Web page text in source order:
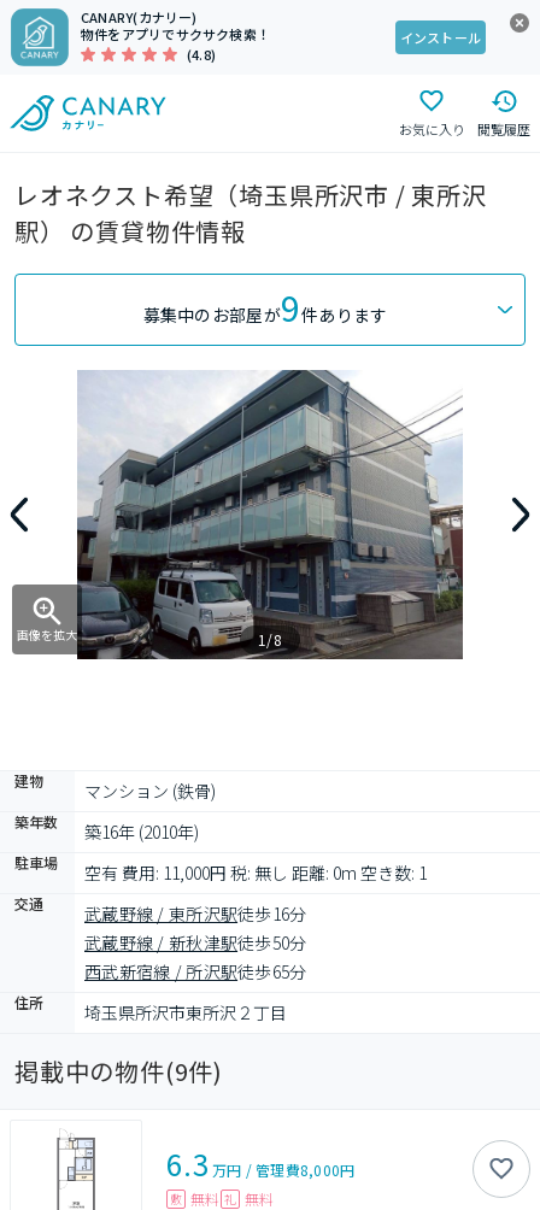
CANARY(カナリー)
物件をアプリでサクサク検索！
(4.8)
インストール
お気に入り 閲覧履歴
レオネクスト希望（埼玉県所沢市 / 東所沢
駅） の賃貸物件情報
募集中のお部屋が9件あります
画像を拡大 1/8
建物 マンション (鉄骨)
築年数 築16年 (2010年)
駐車場 空有 費用: 11,000円 税: 無し 距離: 0m 空き数: 1
交通 武蔵野線 / 東所沢駅徒歩16分
武蔵野線 / 新秋津駅徒歩50分
西武新宿線 / 所沢駅徒歩65分
住所 埼玉県所沢市東所沢２丁目
掲載中の物件(9件)
6.3 万円 /管理費8,000円
敷 無料 礼 無料